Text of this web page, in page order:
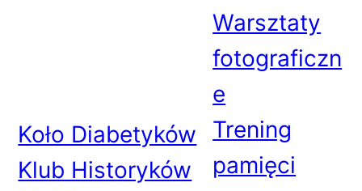
Koło Diabetyków
Klub Historyków
Warsztaty
fotograficzn
e
Trening
pamięci